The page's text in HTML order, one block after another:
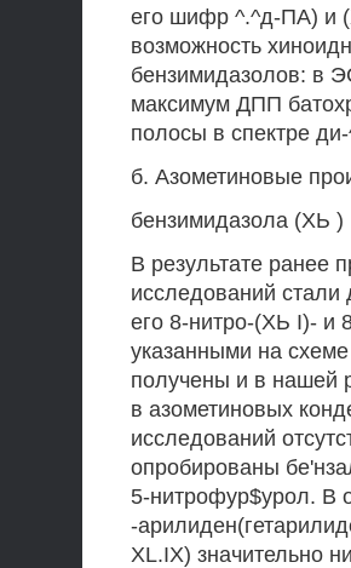
его шифр ^.^д-ПА) и
возможность
бензимидазолов: в
максимум ДПП
полосы в спектре
б. Азометиновые
бензимидазола (ХЬ )
В результате ранее
исследований
его 8-нитро-(ХЬ I)- и
указанными на
получены и в нашей
в азометиновых
исследований
опробированы
5-нитрофур$урол. В
-
XL.IX) значительно